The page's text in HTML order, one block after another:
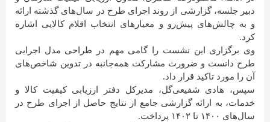
دبیر جلسه، گزارشی از روند اجرای طرح در سال‌های گذشته ارائه
و به چالش‌های پیش‌رو و معیارهای انتخاب اقلام کالایی اشاره
کرد.
وی برگزاری این نشست را گامی مهم در طراحی مدل اجرایی
طرح دانست و ضرورت مشارکت همه‌جانبه در تدوین شاخص‌های
آن را مورد تاکید قرار داد.
سپس، هادی شفیعی‌گل، مدیرکل دفتر ارزیابی کیفیت کالا و
خدمات، به ارائه گزارشی جامع از نتایج حاصل از اجرای طرح در
سال‌های ۱۴۰۰ تا ۱۴۰۲ پرداخت.